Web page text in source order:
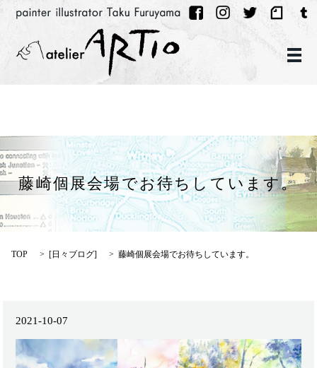
メ
藤崎個展会場でお待ちしています。
TOP [日々ブログ] 藤崎個展会場でお待ちしています。
2021-10-07